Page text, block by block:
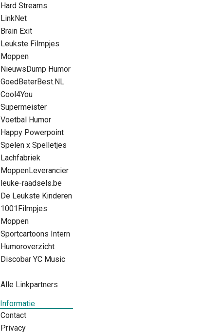
Hard Streams
LinkNet
Brain Exit
Leukste Filmpjes
Moppen
NieuwsDump Humor
GoedBeterBest.NL
Cool4You
Supermeister
Voetbal Humor
Happy Powerpoint
Spelen x Spelletjes
Lachfabriek
MoppenLeverancier
leuke-raadsels.be
De Leukste Kinderen
1001Filmpjes
Moppen
Sportcartoons Intern
Humoroverzicht
Discobar YC Music
Alle Linkpartners
Informatie
Contact
Privacy